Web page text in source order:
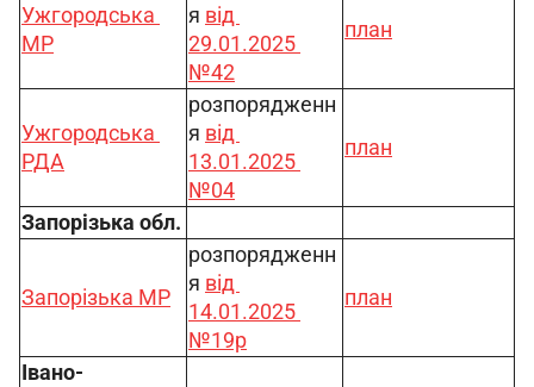
Ужгородська
МР
я від
29.01.2025
№42
план
Ужгородська
РДА
розпорядженн
я від
13.01.2025
№04
план
Запорізька обл.
Запорізька МР
розпорядженн
я від
14.01.2025
№19р
план
Івано-